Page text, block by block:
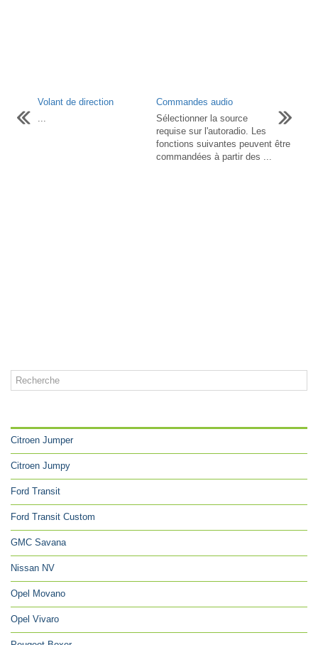
Volant de direction
...
Commandes audio
Sélectionner la source
requise sur l'autoradio. Les
fonctions suivantes peuvent être
commandées à partir des ...
Citroen Jumper
Citroen Jumpy
Ford Transit
Ford Transit Custom
GMC Savana
Nissan NV
Opel Movano
Opel Vivaro